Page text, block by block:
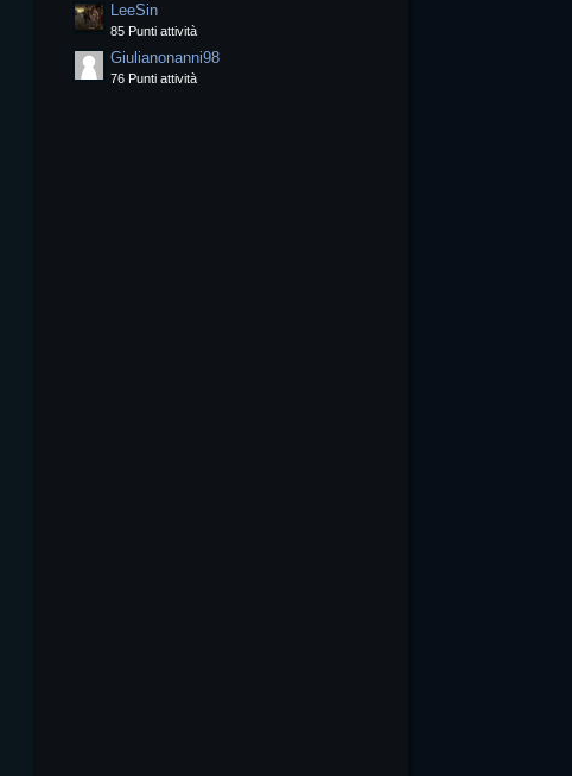
LeeSin
85 Punti attività
Giulianonanni98
76 Punti attività